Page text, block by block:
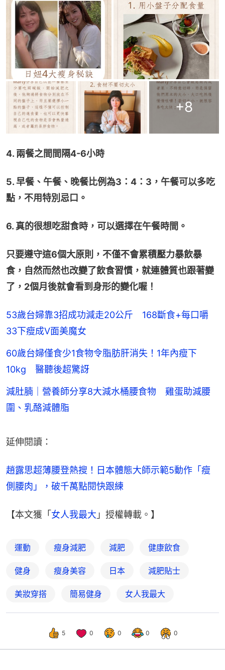
+8
4. 兩餐之間間隔4-6小時
5. 早餐、午餐、晚餐比例為3：4：3，午餐可以多吃
點，不用特別忌口。
6. 真的很想吃甜食時，可以選擇在午餐時間。
只要遵守這6個大原則，不僅不會累積壓力暴飲暴
食，自然而然也改變了飲食習慣，就連體質也跟著變
了，2個月後就會看到身形的變化喔！
53歲台婦靠3招成功減走20公斤 168斷食+每口嚼
33下瘦成V面美魔女
60歲台婦僅食少1食物令脂肪肝消失！1年內瘦下
10kg 醫聽後超驚訝
減肚腩｜營養師分享8大減水桶腰食物 雞蛋助減腰
圍、乳酪減體脂
延伸閱讀：
趙露思超薄腰登熱搜！日本體態大師示範5動作「瘦
側腰肉」，破千萬點閱快跟練
【本文獲「女人我最大 」授權轉載。】
運動 瘦身減肥 減肥 健康飲食
健身 瘦身美容 日本 減肥貼士
美妝穿搭 簡易健身 女人我最大
5 0 0 0 0